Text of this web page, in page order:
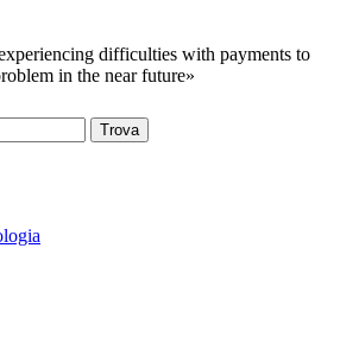
difficulties with payments to
in the near future»
Trova